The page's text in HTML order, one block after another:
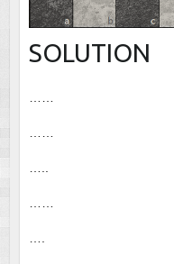
SOLUTION